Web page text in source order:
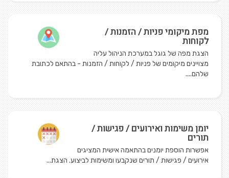
מפת מיקומי פניות / הזמנות /
לקוחות
הצגת מפה של גוגל במערכת הניהול עליה
מצויינים מיקומים של פניות / לקוחות / הזמנות - בהתאם לכתובת
שלהם....
יומן משימות ואירועים / פגישות /
תורים
אפשרות הוספת יומנים בהתאמה אישית המציגים
אירועים / פגישות / תורים שנקבעו ומשימות לביצוע. הצגת...